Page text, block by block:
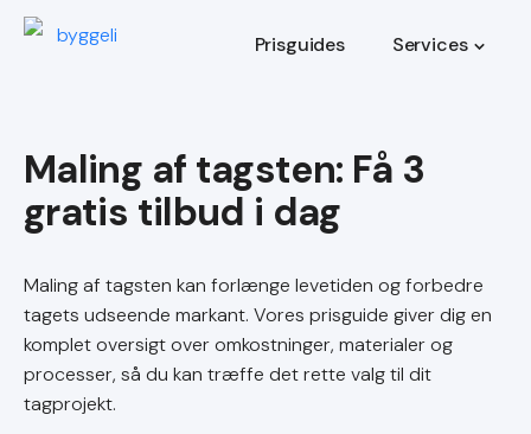
Prisguides Services
Maling af tagsten
Maling af tagsten kan forlænge levetiden og forbedre
tagets udseende markant. Vores prisguide giver dig en
komplet oversigt over omkostninger, materialer og
processer, så du kan træffe det rette valg til dit
tagprojekt.